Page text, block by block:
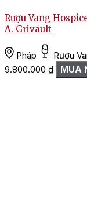
Rượu Vang
A. Grivault
Pháp Rượu
9.800.000 ₫ MUA